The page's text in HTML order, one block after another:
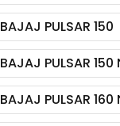
BAJAJ PULSAR 150
BAJAJ PULSAR 150
BAJAJ PULSAR 160